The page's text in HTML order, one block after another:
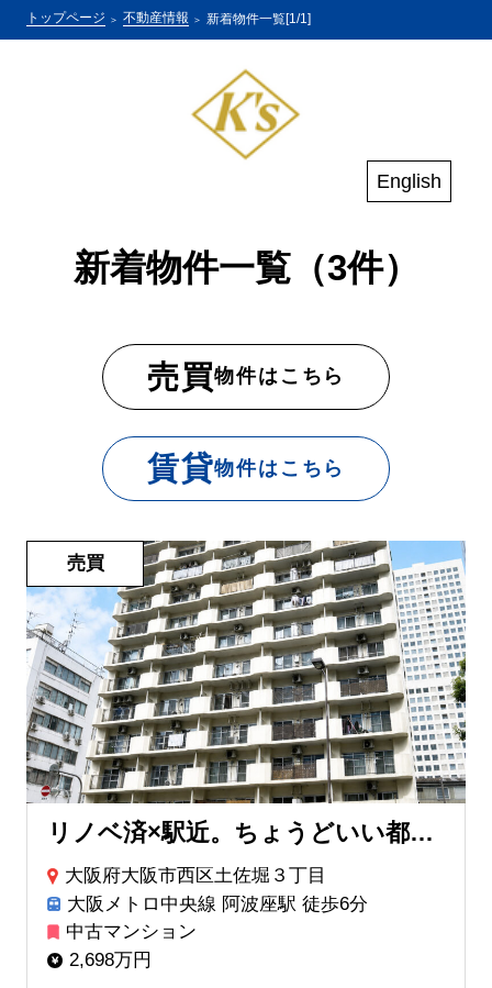
English
トップページ 不動産情報 新着物件一覧[1/1]
新着物件一覧（3件）
売買物件はこちら
賃貸物件はこちら
リノベ済×駅近。ちょうどいい都会暮らし
大阪府大阪市西区土佐堀３丁目
大阪メトロ中央線 阿波座駅 徒歩6分
中古マンション
2,698万円
売買